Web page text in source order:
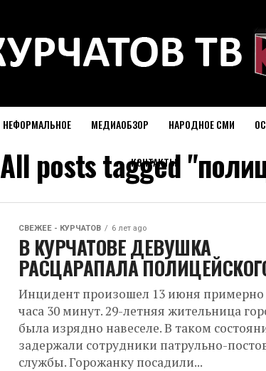
НЕФОРМАЛЬНОЕ МЕДИАОБЗОР НАРОДНОЕ СМИ
КОНТАКТЫ
All posts tagged
СВЕЖЕЕ - КУРЧАТОВ 6 лет ago
В КУРЧАТОВЕ ДЕВУШКА
РАСЦАРАПАЛА
Инцидент произошел 13 июня примерно
часа 30 минут. 29-летняя жительница
была изрядно навеселе. В таком
задержали сотрудники патрульно-
службы. Горожанку посадили...